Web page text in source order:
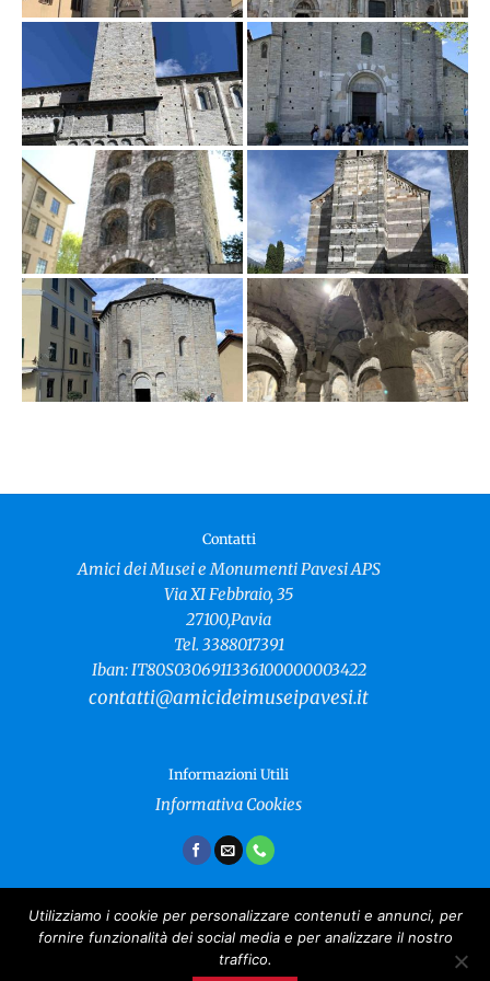
Contatti
Amici dei Musei e Monumenti Pavesi APS
Via XI Febbraio, 35
27100,Pavia
Tel. 3388017391
Iban: IT80S0306911336100000003422
contatti@amicideimuseipavesi.it
Informazioni Utili
Informativa Cookies
Amici dei Musei e Monumenti Pavesi
Utilizziamo i cookie per personalizzare contenuti e annunci, per
fornire funzionalità dei social media e per analizzare il nostro
traffico.